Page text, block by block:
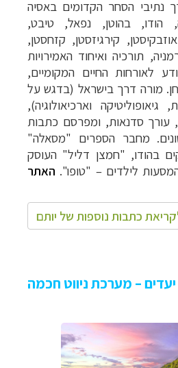
נתיבי הסחר הקדומים באסיה
הודו, בהוטן, נפאל, טיבט,
קירגיזסטן, קזחסטן,
תורכיה ואיחוד האמירויות
לאורחות החיים המקומיים,
מורה דרך בישראל (בדגש על
וארכיאולוגיה),
עורך סדנאות, ומפרסם כתבות
מחבר הספרים "מסאלה"
בהודו, "חמצן דליל" העוסק
לילדים – "טופו". האתר
כתבות נוספות של יותם
מסלולים מוכנים ב-11 יעדים – מערכת ניווט חכמה